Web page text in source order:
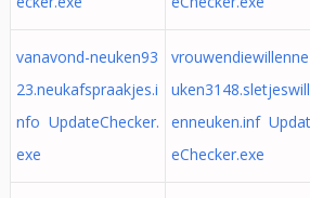
vanavond-neuken93
23.neukafspraakjes.i
nfo UpdateChecker.
exe
vrouwendiewillenne
uken3148.sletjeswill
enneuken.inf Updat
eChecker.exe